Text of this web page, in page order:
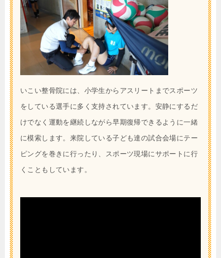
いこい整骨院には、小学生からアスリートまでスポーツ
をしている選手に多く支持されています。安静にするだ
けでなく運動を継続しながら早期復帰できるように一緒
に模索します。来院している子ども達の試合会場にテー
ピングを巻きに行ったり、スポーツ現場にサポートに行
くこともしています。